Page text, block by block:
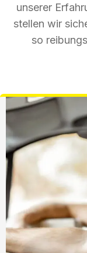
unserer
stellen wir
so